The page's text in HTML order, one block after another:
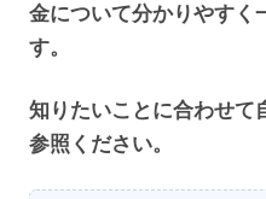
金について分かりやすく
す。
知りたいことに合わせて
参照ください。